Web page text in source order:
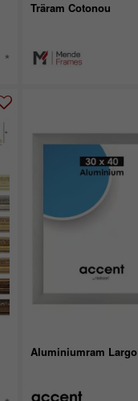
*
Träram Cotonou
Aluminiumram Largo